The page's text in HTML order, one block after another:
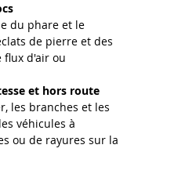
du phare et le
de pierre et des
flux d'air ou
et hors route
les branches et les
véhicules à
ou de rayures sur la